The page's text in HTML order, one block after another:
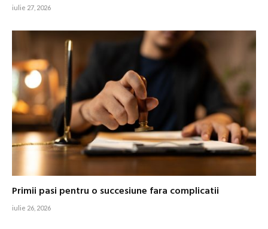
iulie 27, 2026
Primii pasi pentru o succesiune fara complicatii
iulie 26, 2026